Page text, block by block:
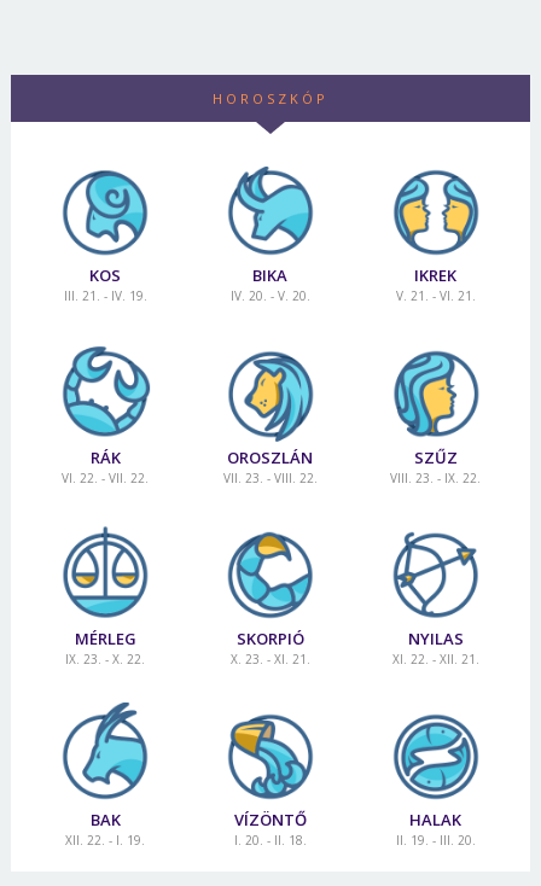
HOROSZKÓP
KOS
III. 21. - IV. 19.
BIKA
IV. 20. - V. 20.
IKREK
V. 21. - VI. 21.
RÁK
VI. 22. - VII. 22.
OROSZLÁN
VII. 23. - VIII. 22.
SZŰZ
VIII. 23. - IX. 22.
MÉRLEG
IX. 23. - X. 22.
SKORPIÓ
X. 23. - XI. 21.
NYILAS
XI. 22. - XII. 21.
BAK
XII. 22. - I. 19.
VÍZÖNTŐ
I. 20. - II. 18.
HALAK
II. 19. - III. 20.